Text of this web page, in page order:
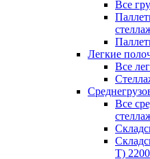
Все
Легкие
Все
Все
Т)